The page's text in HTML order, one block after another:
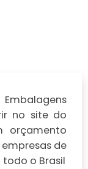
no site do
orçamento
de
o Brasil